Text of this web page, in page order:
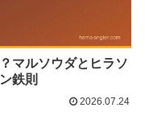
マルソウダとヒラソ
鉄則
2026.07.24